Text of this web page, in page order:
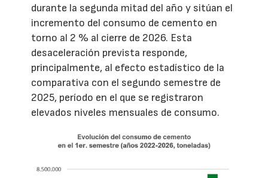
durante la segunda mitad del año y sitúan el
incremento del consumo de cemento en
torno al 2 % al cierre de 2026. Esta
desaceleración prevista responde,
principalmente, al efecto estadístico de la
comparativa con el segundo semestre de
2025, período en el que se registraron
elevados niveles mensuales de consumo.